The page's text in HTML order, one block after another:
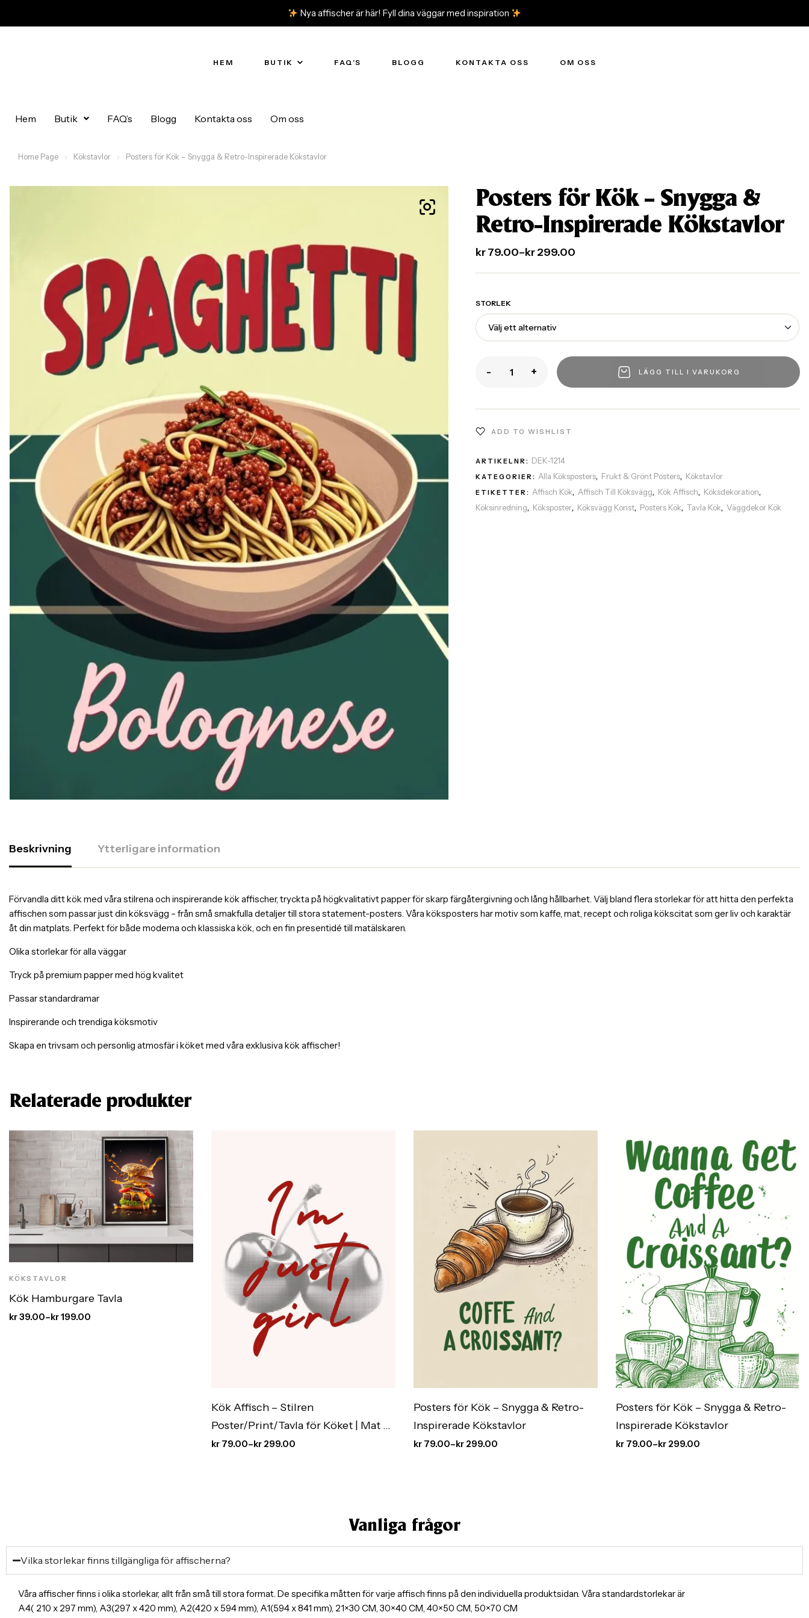
Nya affischer är här! Fyll dina väggar med inspiration
HEM BUTIK FAQ’S BLOGG KONTAKTA OSS OM OSS
Hem Butik FAQ’s Blogg Kontakta oss Om oss
Home Page Kökstavlor Posters för Kök – Snygga & Retro-Inspirerade Kökstavlor
Posters för Kök – Snygga &
Retro-Inspirerade Kökstavlor
kr79.00–kr299.00
STORLEK
- + LÄGG TILL I VARUKORG
ADD TO WISHLIST
ARTIKELNR: DEK-1214
KATEGORIER:Alla Köksposters, Frukt & Grönt Posters, Kökstavlor
ETIKETTER:Affisch Kök,Affisch Till Köksvägg, Kök Affisch, Köksdekoration,
Köksinredning, Köksposter, Köksvägg Konst, Posters Kök, Tavla Kök, Väggdekor Kök
Beskrivning Ytterligare information
Förvandla ditt kök med våra stilrena och inspirerande kök affischer, tryckta på högkvalitativt papper för skarp färgåtergivning och lång hållbarhet. Välj bland flera storlekar för att hitta den perfekta
affischen som passar just din köksvägg – från små smakfulla detaljer till stora statement-posters. Våra köksposters har motiv som kaffe, mat, recept och roliga kökscitat som ger liv och karaktär
åt din matplats. Perfekt för både moderna och klassiska kök, och en fin presentidé till matälskaren.
Olika storlekar för alla väggar
Tryck på premium papper med hög kvalitet
Passar standardramar
Inspirerande och trendiga köksmotiv
Skapa en trivsam och personlig atmosfär i köket med våra exklusiva kök affischer!
Relaterade produkter
KÖKSTAVLOR
Kök Hamburgare Tavla
kr39.00–kr199.00
Kök Affisch – Stilren
Poster/Print/Tavla för Köket | Mat &
Inredning
kr 79.00–kr 299.00
Posters för Kök – Snygga & Retro-
Inspirerade Kökstavlor
kr 79.00–kr 299.00
Posters för Kök – Snygga & Retro-
Inspirerade Kökstavlor
kr 79.00–kr 299.00
Vanliga frågor
Vilka storlekar finns tillgängliga för affischerna?
Våra affischer finns i olika storlekar, allt från små till stora format. De specifika måtten för varje affisch finns på den individuella produktsidan. Våra standardstorlekar är
A4( 210 x 297 mm), A3(297 x 420 mm), A2(420 x 594 mm), A1(594 x 841 mm), 21×30 CM, 30×40 CM, 40×50 CM, 50×70 CM